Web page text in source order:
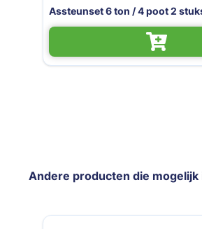
poot 2 stuks prof
Andere producten die mogelijk
Navigeren door de elementen van de
Druk om carrousel over te slaan